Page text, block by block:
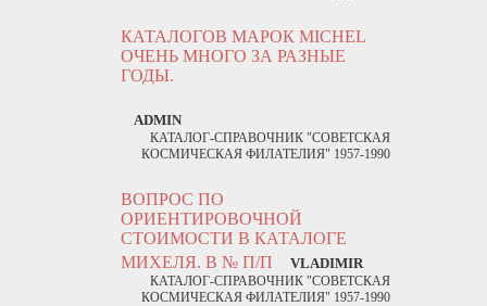
КАТАЛОГОВ МАРОК MICHEL
ОЧЕНЬ МНОГО ЗА РАЗНЫЕ
ГОДЫ.
ADMIN
КАТАЛОГ-СПРАВОЧНИК "СОВЕТСКАЯ
КОСМИЧЕСКАЯ ФИЛАТЕЛИЯ" 1957-1990
ВОПРОС ПО
ОРИЕНТИРОВОЧНОЙ
СТОИМОСТИ В КАТАЛОГЕ
МИХЕЛЯ. В № П/П
VLADIMIR
КАТАЛОГ-СПРАВОЧНИК "СОВЕТСКАЯ
КОСМИЧЕСКАЯ ФИЛАТЕЛИЯ" 1957-1990